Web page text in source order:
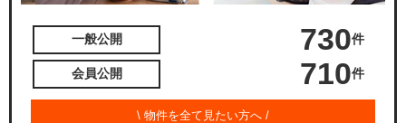
一般公開 730件
会員公開 710件
\ 物件を全て見たい方へ /